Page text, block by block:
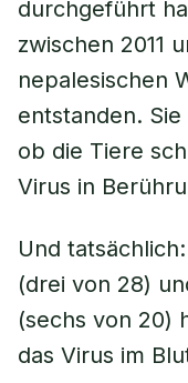
durchgeführt
zwischen 2011
nepalesischen
entstanden.
ob die Tiere
Virus in
Und
(drei von 28)
(sechs von 20)
das Virus im